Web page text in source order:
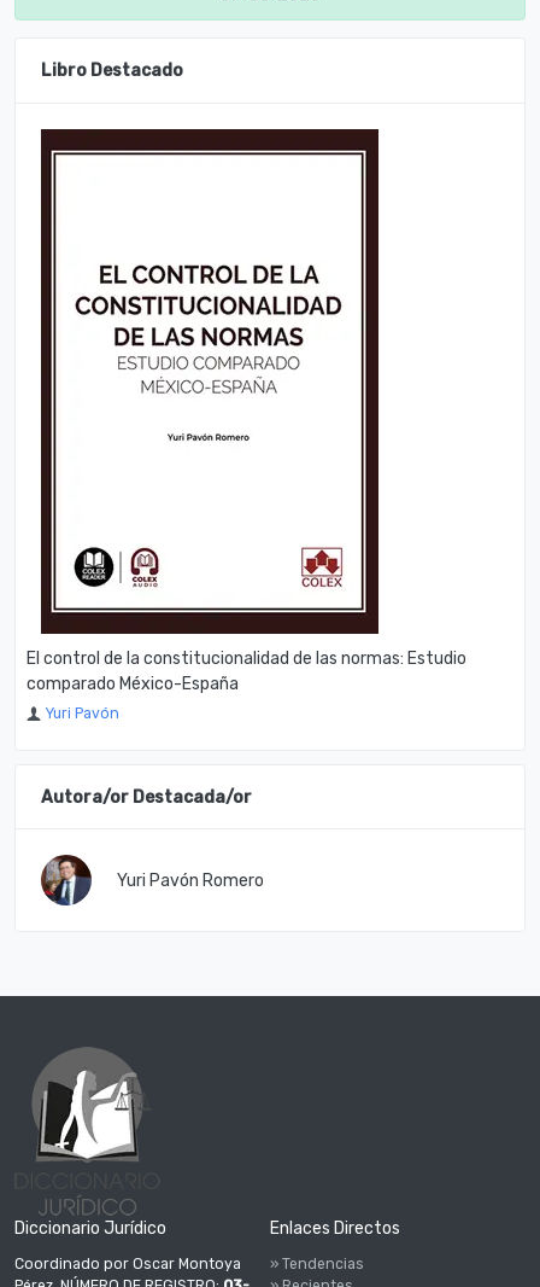
Libro Destacado
El control de la constitucionalidad de las normas: Estudio
comparado México-España
Yuri Pavón
Autora/or Destacada/or
Yuri Pavón Romero
Diccionario Jurídico
Coordinado por Oscar Montoya
Enlaces Directos
» Tendencias